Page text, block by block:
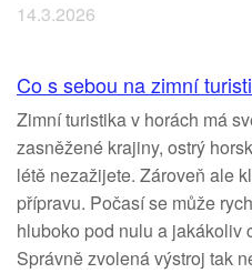
14.3.2026
Co s sebou na zimní
Zimní turistika v horách má
zasněžené krajiny, ostrý
létě nezažijete. Zároveň ale
přípravu. Počasí se může
hluboko pod nulu a jakákoliv
Správně zvolená výstroj tak